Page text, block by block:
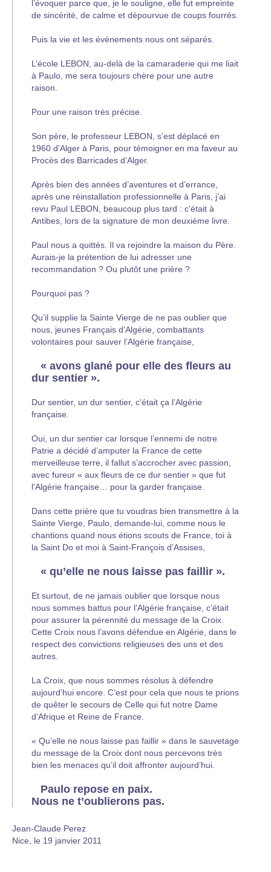
l’évoquer parce que, je le souligne, elle fut empreinte
de sincérité, de calme et dépourvue de coups fourrés.
Puis la vie et les évènements nous ont séparés.
L’école LEBON, au-delà de la camaraderie qui me liait
à Paulo, me sera toujours chère pour une autre
raison.
Pour une raison très précise.
Son père, le professeur LEBON, s’est déplacé en
1960 d’Alger à Paris, pour témoigner en ma faveur au
Procès des Barricades d’Alger.
Après bien des années d’aventures et d’errance,
après une réinstallation professionnelle à Paris, j’ai
revu Paul LEBON, beaucoup plus tard : c’était à
Antibes, lors de la signature de mon deuxième livre.
Paul nous a quittés. Il va rejoindre la maison du Père.
Aurais-je la prétention de lui adresser une
recommandation ? Ou plutôt une prière ?
Pourquoi pas ?
Qu’il supplie la Sainte Vierge de ne pas oublier que
nous, jeunes Français d’Algérie, combattants
volontaires pour sauver l’Algérie française,
« avons glané pour elle des fleurs au
dur sentier ».
Dur sentier, un dur sentier, c’était ça l’Algérie
française.
Oui, un dur sentier car lorsque l’ennemi de notre
Patrie a décidé d’amputer la France de cette
merveilleuse terre, il fallut s’accrocher avec passion,
avec fureur « aux fleurs de ce dur sentier » que fut
l’Algérie française… pour la garder française.
Dans cette prière que tu voudras bien transmettre à la
Sainte Vierge, Paulo, demande-lui, comme nous le
chantions quand nous étions scouts de France, toi à
la Saint Do et moi à Saint-François d’Assises,
« qu’elle ne nous laisse pas faillir ».
Et surtout, de ne jamais oublier que lorsque nous
nous sommes battus pour l’Algérie française, c’était
pour assurer la pérennité du message de la Croix.
Cette Croix nous l’avons défendue en Algérie, dans le
respect des convictions religieuses des uns et des
autres.
La Croix, que nous sommes résolus à défendre
aujourd’hui encore. C’est pour cela que nous te prions
de quêter le secours de Celle qui fut notre Dame
d’Afrique et Reine de France.
« Qu’elle ne nous laisse pas faillir » dans le sauvetage
du message de la Croix dont nous percevons très
bien les menaces qu’il doit affronter aujourd’hui.
Paulo repose en paix.
Nous ne t’oublierons pas.
Jean-Claude Perez
Nice, le 19 janvier 2011